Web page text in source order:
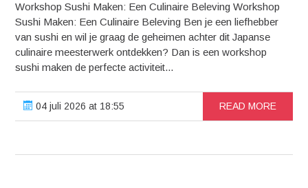
Workshop Sushi Maken: Een Culinaire Beleving Workshop
Sushi Maken: Een Culinaire Beleving Ben je een liefhebber
van sushi en wil je graag de geheimen achter dit Japanse
culinaire meesterwerk ontdekken? Dan is een workshop
sushi maken de perfecte activiteit...
04 juli 2026 at 18:55 READ MORE